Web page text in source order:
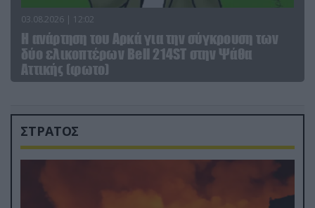
03.08.2026 | 12:02
Η ανάρτηση του Αρκά για την σύγκρουση των
δύο ελικοπτέρων Bell 214ST στην Ψάθα
Αττικής (φωτο)
ΣΤΡΑΤΟΣ